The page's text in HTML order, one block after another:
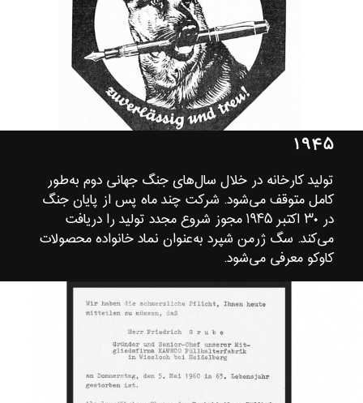
۱۹۴۵
تولید کارخانه در خلال سال‌های جنگ جهانی دوم به‌طور
کامل متوقف می‌شود. شرکت چند ماه پس از پایان جنگ
در ۳۰ اکتبر ۱۹۴۵ مجوز شروع مجدد تولید را دریافت
می‌کند. سگ ژرمن شپرد به‌عنوان نماد خانواده محصولات
کاوکو معرفی می‌شود.